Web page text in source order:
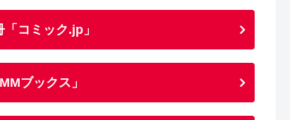
コミック.jp」
ブックス」